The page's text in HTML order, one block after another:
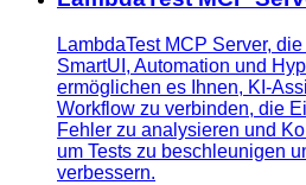
LambdaTest MCP Server,
SmartUI, Automation und
ermöglichen es Ihnen, KI-
Workflow zu verbinden, die
Fehler zu analysieren und
um Tests zu beschleunigen
verbessern.